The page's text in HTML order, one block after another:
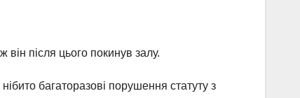
після цього покинув залу.
багаторазові порушення статуту з